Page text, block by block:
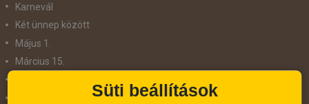
Karnevál
Két ünnep között
Május 1.
Március 15.
Süti beállítások